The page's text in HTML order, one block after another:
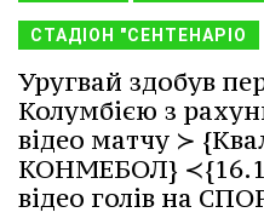
СТАДІОН "СЕНТЕНАРІО
Уругвай здобув
Колумбією з
відео матчу ≻
КОНМЕБОЛ}
відео голів на